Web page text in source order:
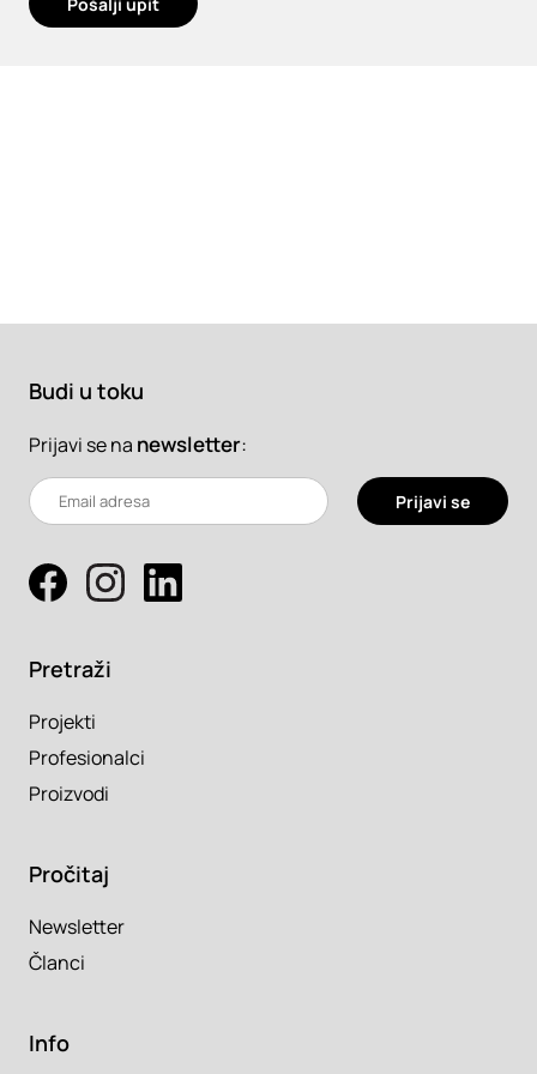
Budi u toku
Prijavi se na newsletter:
Prijavi se
Pretraži
Projekti
Profesionalci
Proizvodi
Pročitaj
Newsletter
Članci
Info